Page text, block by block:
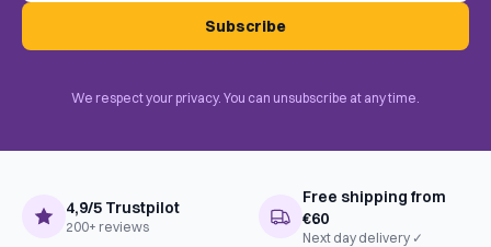
Subscribe
We respect your privacy. You can unsubscribe at any time.
4,9/5 Trustpilot
200+ reviews
Free shipping from
€60
Next day delivery ✓